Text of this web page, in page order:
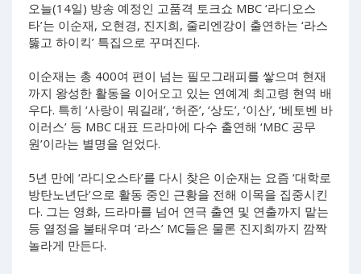
오늘(14일) 방송 예정인 고품격 토크쇼 MBC ‘라디오스
타’는 이순재, 오현경, 진지희, 줄리엔강이 출연하는 ‘라스
뚫고 하이킥’ 특집으로 꾸며진다.
이순재는 총 400여 편이 넘는 필모그래피를 쌓으며 현재
까지 왕성한 활동을 이어오고 있는 연예계 최고령 현역 배
우다. 특히 ‘사랑이 뭐길래’, ‘허준’, ‘상도’, ‘이산’, ‘베토벤 바
이러스’ 등 MBC 대표 드라마에 다수 출연해 ‘MBC 공무
원’이라는 별명을 얻었다.
5년 만에 ‘라디오스타’를 다시 찾은 이순재는 요즘 ‘대학로
방탄노년단’으로 활동 중인 근황을 전해 이목을 집중시킨
다. 그는 영화, 드라마를 넘어 연극 출연 및 연출까지 맡는
등 열정을 불태우며 ‘라스’ MC들은 물론 진지희까지 깜짝
놀라게 만든다.